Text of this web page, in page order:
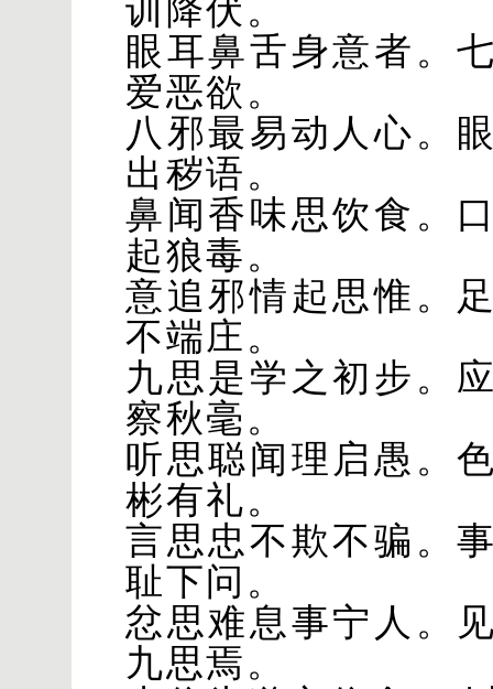
训降伏。
眼耳鼻舌身意者。
爱恶欲。
八邪最易动人心。
出秽语。
鼻闻香味思饮食。
起狼毒。
意追邪情起思惟。
不端庄。
九思是学之初步。
察秋毫。
听思聪闻理启愚。
彬有礼。
言思忠不欺不骗。
耻下问。
忿思难息事宁人。
九思焉。